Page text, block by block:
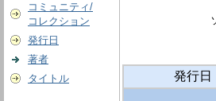
コミュニティ/
コレクション
発行日
著者
タイトル
発行日